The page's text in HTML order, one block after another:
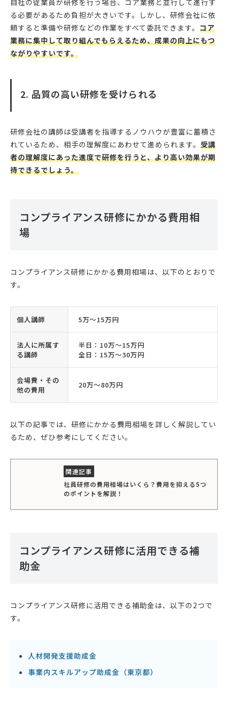
自社の従業員が研修を行う場合、コア業務と並行して進行す
る必要があるため負担が大きいです。しかし、研修会社に依
頼すると準備や研修などの作業をすべて委託できます。 コア
業務に集中して取り組んでもらえるため、成果の向上にもつ
ながりやすいです。
2. 品質の高い研修を受けられる
研修会社の講師は受講者を指導するノウハウが豊富に蓄積さ
れているため、相手の理解度にあわせて進められます。 受講
者の理解度にあった進度で研修を行うと、より高い効果が期
待できるでしょう。
コンプライアンス研修にかかる費用相
場
コンプライアンス研修にかかる費用相場は、以下のとおりで
す。
個人講師 5万〜15万円
法人に所属す
る講師
半日：10万〜15万円
全日：15万〜30万円
会場費・その
他の費用
20万〜80万円
以下の記事では、研修にかかる費用相場を詳しく解説してい
るため、ぜひ参考にしてください。
社員研修の費用相場はいくら？費用を抑える5つ
のポイントを解説！
コンプライアンス研修に活用できる補
助金
コンプライアンス研修に活用できる補助金は、以下の2つで
す。
人材開発支援助成金
事業内スキルアップ助成金（東京都）